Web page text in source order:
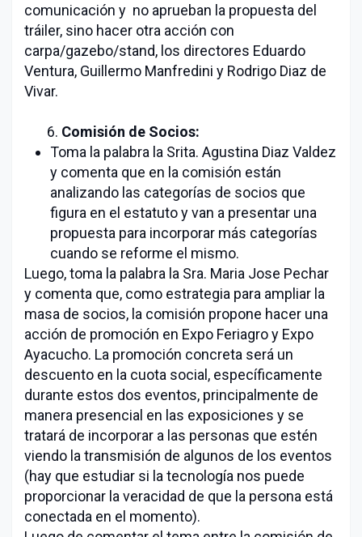
comunicación y no aprueban la propuesta del
tráiler, sino hacer otra acción con
carpa/gazebo/stand, los directores Eduardo
Ventura, Guillermo Manfredini y Rodrigo Diaz de
Vivar.
6. Comisión de Socios:
Toma la palabra la Srita. Agustina Diaz Valdez
y comenta que en la comisión están
analizando las categorías de socios que
figura en el estatuto y van a presentar una
propuesta para incorporar más categorías
cuando se reforme el mismo.
Luego, toma la palabra la Sra. Maria Jose Pechar
y comenta que, como estrategia para ampliar la
masa de socios, la comisión propone hacer una
acción de promoción en Expo Feriagro y Expo
Ayacucho. La promoción concreta será un
descuento en la cuota social, específicamente
durante estos dos eventos, principalmente de
manera presencial en las exposiciones y se
tratará de incorporar a las personas que estén
viendo la transmisión de algunos de los eventos
(hay que estudiar si la tecnología nos puede
proporcionar la veracidad de que la persona está
conectada en el momento).